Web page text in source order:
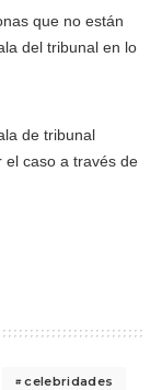
que no están
del tribunal en lo
de tribunal
el caso a través de
celebridades